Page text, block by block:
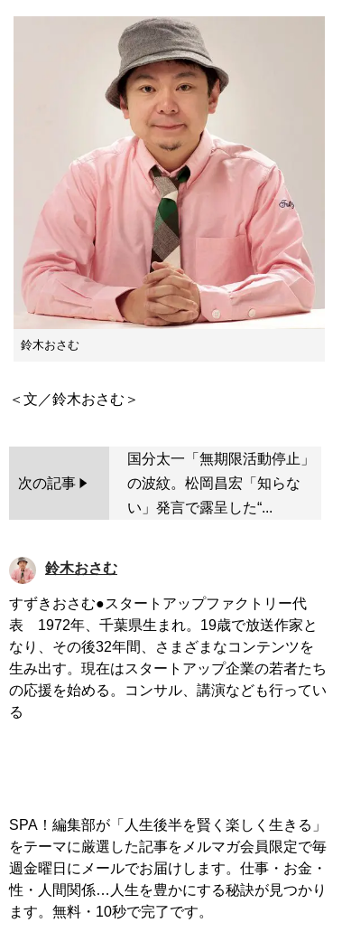
鈴木おさむ
次の記事
国分太一「無期限活動停止」
の波紋。松岡昌宏「知らな
い」発言で露呈した“...
鈴木おさむ
すずきおさむ●スタートアップファクトリー代
表 1972年、千葉県生まれ。19歳で放送作家と
なり、その後32年間、さまざまなコンテンツを
生み出す。現在はスタートアップ企業の若者たち
の応援を始める。コンサル、講演なども行ってい
る
SPA！編集部が「人生後半を賢く楽しく生きる」
をテーマに厳選した記事をメルマガ会員限定で毎
週金曜日にメールでお届けします。仕事・お金・
性・人間関係…人生を豊かにする秘訣が見つかり
ます。無料・10秒で完了です。